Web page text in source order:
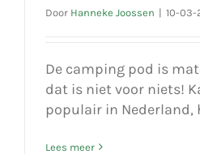
Door Hanneke Joossen | 10-03-
De camping pod is
dat is niet voor niets!
populair in Nederland,
Lees meer